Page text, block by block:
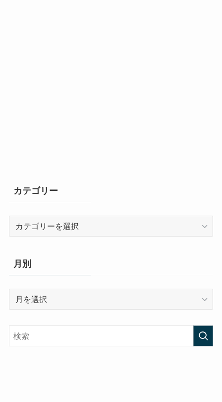
カテゴリー
リ
ー
月別